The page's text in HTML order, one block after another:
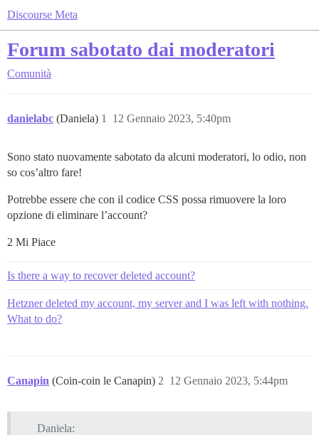
Discourse Meta
Forum sabotato dai moderatori
Comunità
danielabc (Daniela) 12 Gennaio 2023, 5:40pm
1
Sono stato nuovamente sabotato da alcuni moderatori, lo odio, non
so cos’altro fare!
Potrebbe essere che con il codice CSS possa rimuovere la loro
opzione di eliminare l’account?
2 Mi Piace
Is there a way to recover deleted account?
Hetzner deleted my account, my server and I was left with nothing.
What to do?
Canapin (Coin-coin le Canapin) 12 Gennaio 2023, 5:44pm
2
Daniela: